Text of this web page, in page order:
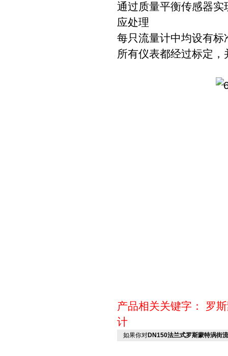
通过质量平衡传感器
应处理
每只流量计中均设有
所有仪表都经过标定
产品相关关键字： 罗
计
如果你对DN150法兰式罗斯蒙特涡街